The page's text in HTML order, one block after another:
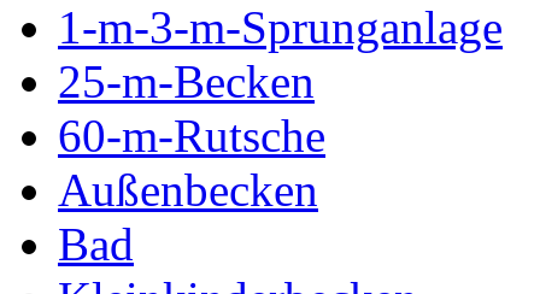
1-m-3-m-Sprunganlage
25-m-Becken
60-m-Rutsche
Außenbecken
Bad